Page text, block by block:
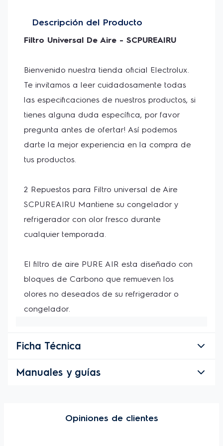
El filtro de aire PURE AIR esta diseñado con bloques
de Carbono que remueven los olores no deseados
Descripción del Producto
Filtro Universal De Aire - SCPUREAIRU
Bienvenido nuestra tienda oficial Electrolux.
Te invitamos a leer cuidadosamente todas
las especificaciones de nuestros productos, si
tienes alguna duda específica, por favor
pregunta antes de ofertar! Así podemos
darte la mejor experiencia en la compra de
tus productos.
2 Repuestos para Filtro universal de Aire
SCPUREAIRU Mantiene su congelador y
refrigerador con olor fresco durante
cualquier temporada.
El filtro de aire PURE AIR esta diseñado con
bloques de Carbono que remueven los
olores no deseados de su refrigerador o
congelador.
Ficha Técnica
Manuales y guías
Opiniones de clientes